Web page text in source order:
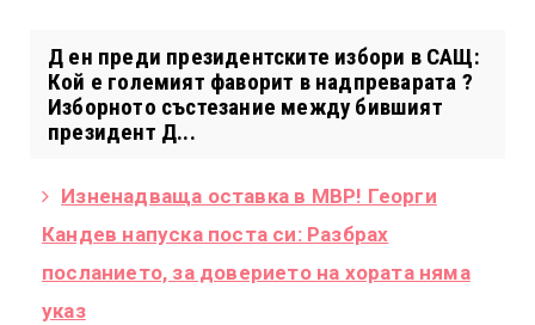
Д ен преди президентските избори в САЩ:
Кой е големият фаворит в надпреварата ?
Изборното състезание между бившият
президент Д...
Изненадваща оставка в МВР! Георги
Кандев напуска поста си: Разбрах
посланието, за доверието на хората няма
указ